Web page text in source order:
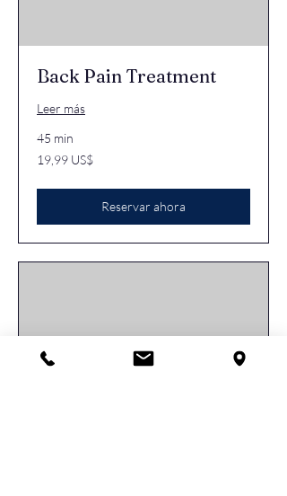
Back Pain Treatment
Leer más
45 min
19,99
dólares
19,99 US$
Reservar ahora